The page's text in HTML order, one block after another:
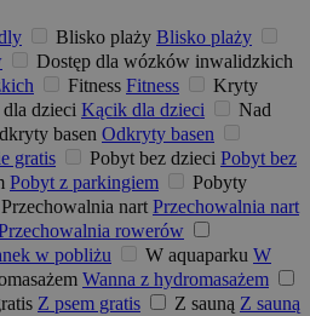
Blisko plaży Blisko plaży
Dostęp dla wózków inwalidzkich
Fitness Fitness
Kryty
dzieci Kącik dla dzieci
Nad
basen Odkryty basen
gratis Pobyt bez dzieci Pobyt bez
Pobyt z parkingiem
Pobyty
Przechowalnia nart Przechowalnia nart
rowerów
w pobliżu W aquaparku W
Wanna z hydromasażem
Z psem gratis Z sauną Z sauną